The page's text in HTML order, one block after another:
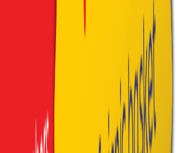
4x minirezeň, 1x lodička sezónneho
cookies, 2x brownies
2x minerálka 0,25l
alternatíva:
4x club sendvič bez
kôš
syrov a hrozna, 2x plnený wrap, 1x lodička
maslový croissant